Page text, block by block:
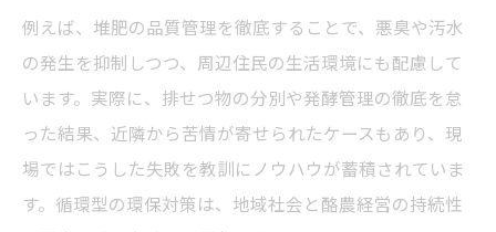
地域一体で取り組む酪農の環境対策と工夫
大刀洗町の酪農現場で注目される循環型事
例
例えば、堆肥の品質管理を徹底することで、悪臭や汚水
の発生を抑制しつつ、周辺住民の生活環境にも配慮して
います。実際に、排せつ物の分別や発酵管理の徹底を怠
った結果、近隣から苦情が寄せられたケースもあり、現
場ではこうした失敗を教訓にノウハウが蓄積されていま
す。循環型の環保対策は、地域社会と酪農経営の持続性